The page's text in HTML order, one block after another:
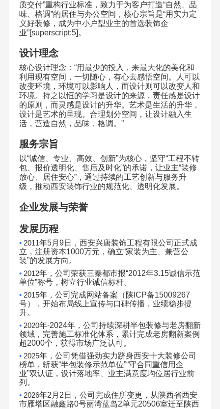
质交付”重构行业标准，致力于为客户打造“自然、品
味、格调”的居住与办公空间，核心宗旨是“用实力定
义好装修，成为中小户型业主的首选装饰企
业”[superscript:5] 。
设计理念
核心设计理念： “用最少的投入，来最大化的美化和
利用现有空间，一切随心，有心去感悟空间。人可以
改变环境，环境可以影响人，而设计则可以改变人和
环境。持之以恒的学习是设计的来源，责任感是设计
的原则，而灵感是设计的升华。艺术是生活的升华，
设计是艺术的呈现。合理划分空间，让设计融入生
活，营造自然，品味，格调。 ”
服务宗旨
以“诚信、专业、高效、创新”为核心，坚守“工程不转
包、报价透明化、售后及时化”的承诺，让业主“装修
放心、居住安心”，通过持续的工艺创新与服务升
级，推动西安装饰行业的规范化、透明化发展。
企业发展与荣誉
发展历程
• 2011年5月 9日，西安兴唐装饰工程有限公司正式成
立，注册资本1000万元，确立“家装为主、兼营公
装”的发展方向。
• 2012年，公司荣获三秦都市报“2012年3.15诚信示范
单位”称号，树立行业诚信标杆。
• 2015年，公司完成网站备案（陕ICP备15009267
号），开始布局线上宣传与口碑传播，业绩稳步提
升。
• 2020年-2024年，公司持续深耕半包装修与老房翻新
领域，完善施工标准化体系，累计完成老房翻新案例
超2000个，获得市场广泛认可。
• 2025年，公司凭借强劲实力跻身西安十大装修公司
榜单，斩获“半包装修示范单位”“守合同重信用企
业”双认证，设计落地率、业主满意度均位居行业前
列。
• 2026年2 月 2 日，公司完成住所变更，从陕西省西安
市雁塔区融鑫路0号丽湾蓝岛2单元20506室迁至陕西